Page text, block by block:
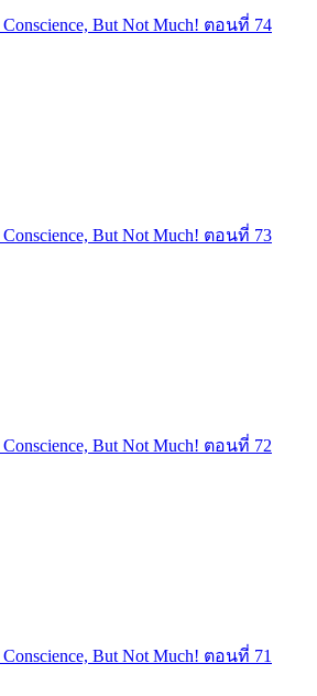
But Not Much! ตอนที่ 74
But Not Much! ตอนที่ 73
But Not Much! ตอนที่ 72
But Not Much! ตอนที่ 71